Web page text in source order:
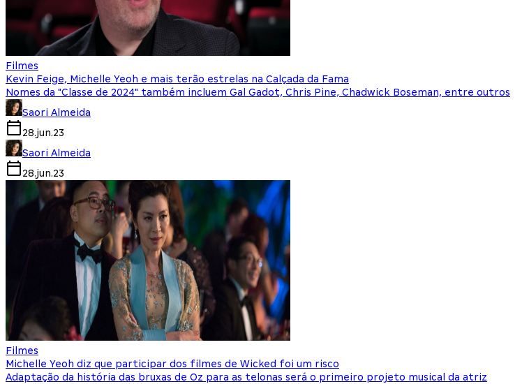
Filmes
Kevin Feige, Michelle Yeoh e mais terão estrelas na Calçada da Fama
Nomes da "Classe de 2024" também incluem Gal Gadot, Chris Pine, Chadwick Boseman, entre outros
Saori Almeida
28.jun.23
Saori Almeida
28.jun.23
Filmes
Michelle Yeoh diz que participar dos filmes de Wicked foi um risco
Adaptação da história das bruxas de Oz para as telonas será o primeiro projeto musical da atriz